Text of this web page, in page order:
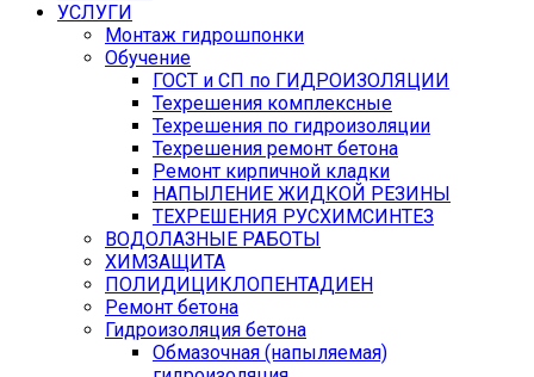
УСЛУГИ
Монтаж гидрошпонки
Обучение
ГОСТ и СП по ГИДРОИЗОЛЯЦИИ
Техрешения комплексные
Техрешения по гидроизоляции
Техрешения ремонт бетона
Ремонт кирпичной кладки
НАПЫЛЕНИЕ ЖИДКОЙ РЕЗИНЫ
ТЕХРЕШЕНИЯ РУСХИМСИНТЕЗ
ВОДОЛАЗНЫЕ РАБОТЫ
ХИМЗАЩИТА
ПОЛИДИЦИКЛОПЕНТАДИЕН
Ремонт бетона
Гидроизоляция бетона
Обмазочная (напыляемая)